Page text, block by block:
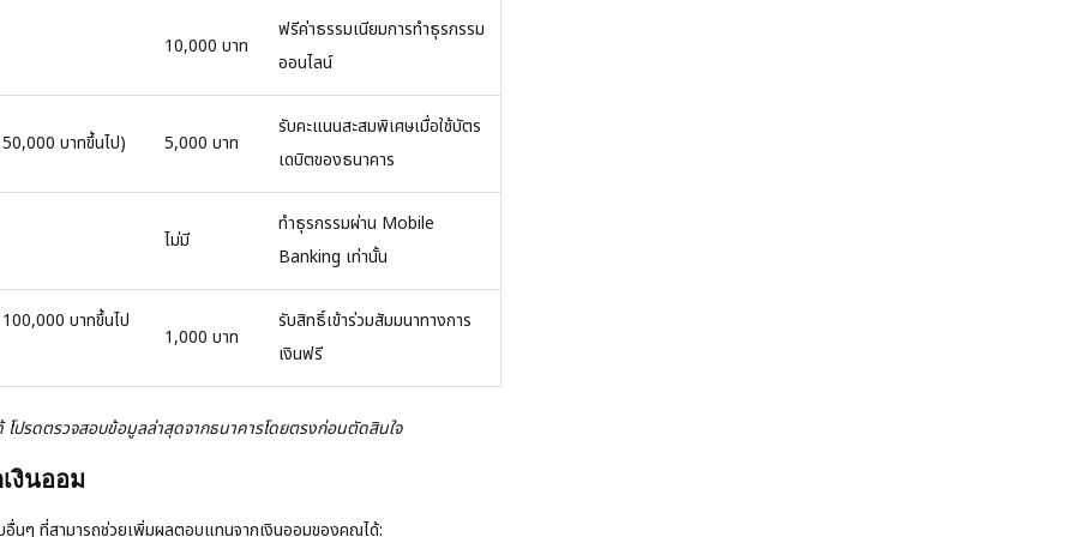
10,000 บาท
ฟรีค่าธรรมเนียมการทำธุรกรรม
ออนไลน์
บาทขึ้นไป) 5,000 บาท
รับคะแนนสะสมพิเศษเมื่อใช้บัตร
เดบิตของธนาคาร
ไม่มี
ทำธุรกรรมผ่าน Mobile
Banking เท่านั้น
บาทขึ้นไป
1,000 บาท
รับสิทธิ์เข้าร่วมสัมมนาทางการ
เงินฟรี
โปรดตรวจสอบข้อมูลล่าสุดจากธนาคารโดยตรงก่อนตัดสินใจ
งินออม
นๆ ที่สามารถช่วยเพิ่มผลตอบแทนจากเงินออมของคุณได้: